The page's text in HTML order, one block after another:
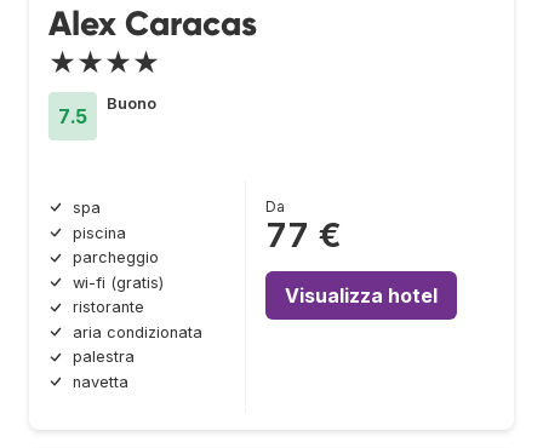
Alex Caracas
★★★★
7.5
Buono
spa
piscina
parcheggio
wi-fi (gratis)
ristorante
aria condizionata
palestra
navetta
Da
77 €
Visualizza hotel